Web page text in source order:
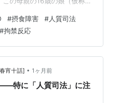
８日間も拘留され続け、弁
した。本来少年法の適用が
視されました。逮捕容疑
謀して利用者の顎を押さえ
、というものでした。勾留
無実を…
#摂食障害 #人質司法
#拘禁反応
宵十話] • 1ヶ月前
特に「人質司法」に注